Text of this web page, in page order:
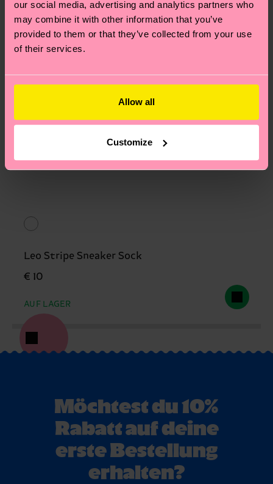
our social media, advertising and analytics partners who
may combine it with other information that you’ve
provided to them or that they’ve collected from your use
of their services.
Allow all
Customize
Leo Stripe Sneaker Sock
€ 10
AUF LAGER
Möchtest du 10%
Rabatt auf deine
erste Bestellung
erhalten?